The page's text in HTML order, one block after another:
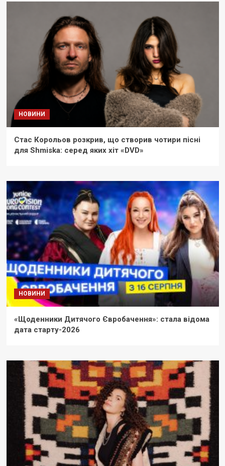
НОВИНИ
Стас Корольов розкрив, що створив чотири пісні
для Shmiska: серед яких хіт «DVD»
НОВИНИ
«Щоденники Дитячого Євробачення»: стала відома
дата старту-2026